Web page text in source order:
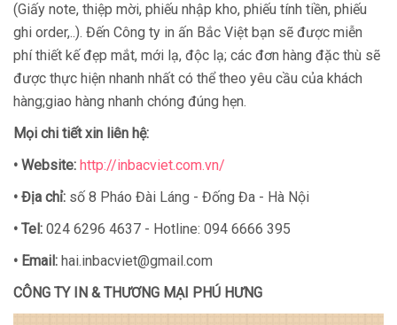
(Giấy note, thiệp mời, phiếu nhập kho, phiếu tính tiền, phiếu
ghi order,..). Đến Công ty in ấn Bắc Việt bạn sẽ được miễn
phí thiết kế đẹp mắt, mới lạ, độc lạ; các đơn hàng đặc thù sẽ
được thực hiện nhanh nhất có thể theo yêu cầu của khách
hàng;giao hàng nhanh chóng đúng hẹn.
Mọi chi tiết xin liên hệ:
• Website: http://inbacviet.com.vn/
• Địa chỉ: số 8 Pháo Đài Láng - Đống Đa - Hà Nội
• Tel: 024 6296 4637 - Hotline: 094 6666 395
• Email: hai.inbacviet@gmail.com
CÔNG TY IN & THƯƠNG MẠI PHÚ HƯNG